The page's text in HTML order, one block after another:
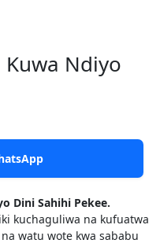
Kuwa Ndiyo
Dini Sahihi Pekee.
kuchaguliwa na kufuatwa
watu wote kwa sababu